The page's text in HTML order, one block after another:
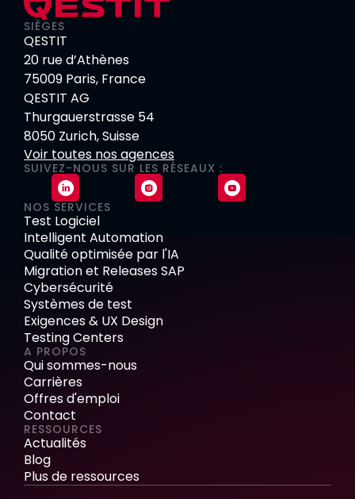
SIÈGES
QESTIT
20 rue d’Athènes
75009 Paris, France
QESTIT AG
Thurgauerstrasse 54
8050 Zurich, Suisse
Voir toutes nos agences
SUIVEZ-NOUS SUR LES RÉSEAUX :
NOS SERVICES
Test Logiciel
Intelligent Automation
Qualité optimisée par l'IA
Migration et Releases SAP
Cybersécurité
Systèmes de test
Exigences & UX Design
Testing Centers
A PROPOS
Qui sommes-nous
Carrières
Offres d'emploi
Contact
RESSOURCES
Actualités
Blog
Plus de ressources